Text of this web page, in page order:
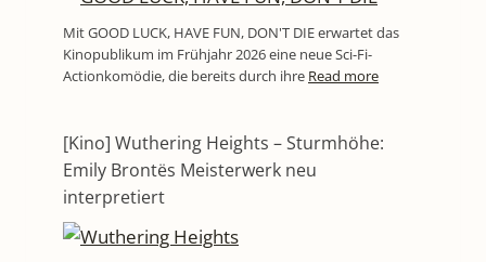
Mit GOOD LUCK, HAVE FUN, DON'T DIE erwartet das
Kinopublikum im Frühjahr 2026 eine neue Sci-Fi-
Actionkomödie, die bereits durch ihre Read more
[Kino] Wuthering Heights – Sturmhöhe:
Emily Brontës Meisterwerk neu
interpretiert